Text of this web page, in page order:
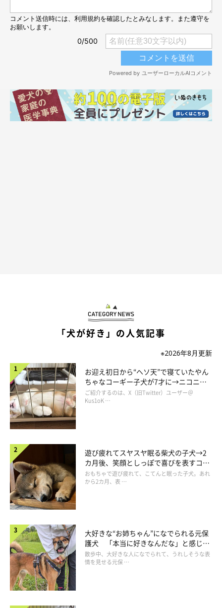
少し前、わが家にWebカメラを導入した。前々から留守の間、大
吉と福助は何をしているんだろうと気にはなっていたが、これで
実際に見られるようになる。楽しみな反面、たぶんどうせ寝てい
た。すると、そこには意外な光景があった。大吉と福助が、一定
の距離を置いて別々にいるのだ。ふだんはあれだけいっしょのと
ころにいるのに。ただの偶然かと思ったが、外出する度に見る
と、だいたい大吉はひとりがけのソファで寝ており、福助は自分
のベッドだったり、そこらへんの床だったり、ソファの裏側（カ
メラで見えないところ）にいたりした。
いぬのきもちweb
※Webカメラで撮影した画像
「犬が好き」の人気記事
※2026年8月更新
お迎え初日から“ヘソ天”で寝ていたやん
ちゃなコーギー子犬が7才に→ニコニ
コ“コーギースマイル”が魅力のコに成
長！
ご紹介するのは、X（旧Twitter）ユーザー＠
Kus1oK …
遊び疲れてスヤスヤ眠る柴犬の子犬→2
カ月後、笑顔としっぽで喜びを表すコに
成長！
おもちゃで遊び疲れて、こてんと眠った子犬。あれ
から2カ月、表 …
大好きな“お姉ちゃん”になでられる元保
護犬 「本当に好きなんだな」と感じる
表情にほっこり
散歩中、大好きな人になでられて、うれしそうな表
情を見せる元保 …